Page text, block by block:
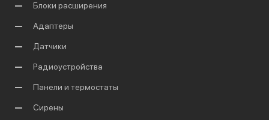
Блоки расширения
Адаптеры
Датчики
Радиоустройства
Панели и термостаты
Сирены